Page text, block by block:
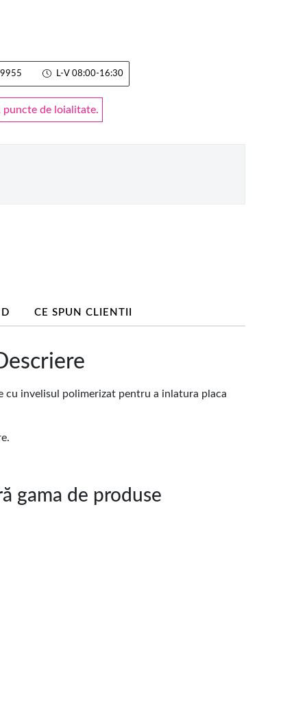
L-V 08:00-16:30
puncte de loialitate.
CE SPUN CLIENTII
invelisul polimerizat pentru a inlatura placa
gama de produse